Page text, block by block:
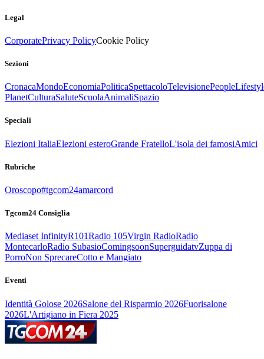
Legal
CorporatePrivacy PolicyCookie Policy
Sezioni
CronacaMondoEconomiaPoliticaSpettacoloTelevisionePeople
PlanetCulturaSaluteScuolaAnimaliSpazio
Speciali
Elezioni ItaliaElezioni esteroGrande FratelloL'isola dei famosiAmici
Rubriche
Oroscopo#tgcom24amarcord
Tgcom24 Consiglia
Mediaset InfinityR101Radio 105Virgin RadioRadio
MontecarloRadio SubasioComingsoonSuperguidatvZuppa di
PorroNon SprecareCotto e Mangiato
Eventi
Identità Golose 2026Salone del Risparmio 2026Fuorisalone
2026L'Artigiano in Fiera 2025